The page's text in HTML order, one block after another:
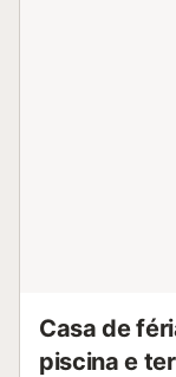
Casa de
piscina e